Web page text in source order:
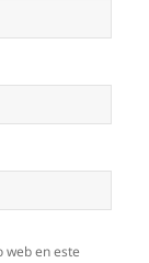
web en este